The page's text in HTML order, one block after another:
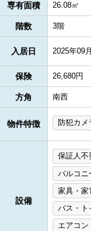
専有面積 26.08㎡
階数 3階
入居日 2025年09
保険 26,680円
方角 南西
物件特徴 防犯カメ
設備
保証人不
バルコニ
家具・家
バス・ト
エアコン